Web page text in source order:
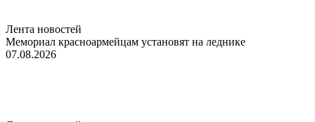
Лента новостей
Мемориал красноармейцам установят на леднике
07.08.2026